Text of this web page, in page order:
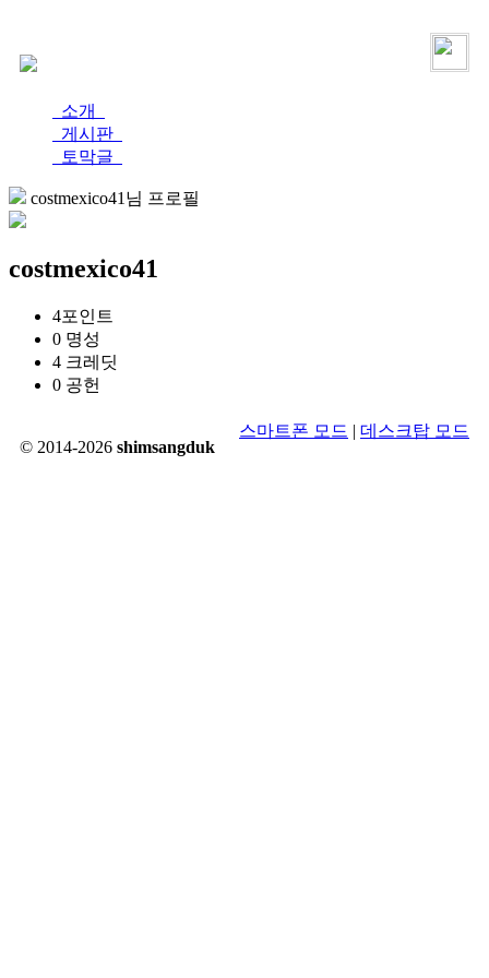
소개
게시판
토막글
costmexico41님 프로필
costmexico41
4포인트
0 명성
4 크레딧
0 공헌
© 2014-2026 shimsangduk
스마트폰 모드 | 데스크탑 모드